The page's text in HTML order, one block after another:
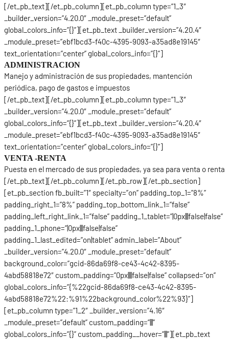
[/et_pb_text][/et_pb_column][et_pb_column type=”1_3″
_builder_version=”4.20.0″ _module_preset=”default”
global_colors_info=”{}”][et_pb_text _builder_version=”4.20.4″
_module_preset=”ebf1bcd3-f40c-4395-9093-a35ad8e19145″
text_orientation=”center” global_colors_info=”{}”]
ADMINISTRACION
Manejo y administración de sus propiedades, mantención
periódica, pago de gastos e impuestos
[/et_pb_text][/et_pb_column][et_pb_column type=”1_3″
_builder_version=”4.20.0″ _module_preset=”default”
global_colors_info=”{}”][et_pb_text _builder_version=”4.20.4″
_module_preset=”ebf1bcd3-f40c-4395-9093-a35ad8e19145″
text_orientation=”center” global_colors_info=”{}”]
VENTA -RENTA
Puesta en el mercado de sus propiedades, ya sea para venta o renta
[/et_pb_text][/et_pb_column][/et_pb_row][/et_pb_section]
[et_pb_section fb_built=”1″ specialty=”on” padding_top_1=”8%”
padding_right_1=”8%” padding_top_bottom_link_1=”false”
padding_left_right_link_1=”false” padding_1_tablet=”|0px|||false|false”
padding_1_phone=”|0px|||false|false”
padding_1_last_edited=”on|tablet” admin_label=”About”
_builder_version=”4.20.0″ _module_preset=”default”
background_color=”gcid-86da69f8-ce43-4c42-8395-
4abd58818e72″ custom_padding=”0px||||false|false” collapsed=”on”
global_colors_info=”{%22gcid-86da69f8-ce43-4c42-8395-
4abd58818e72%22:%91%22background_color%22%93}”]
[et_pb_column type=”1_2″ _builder_version=”4.16″
_module_preset=”default” custom_padding=”|||”
global_colors_info=”{}” custom_padding__hover=”|||”][et_pb_text